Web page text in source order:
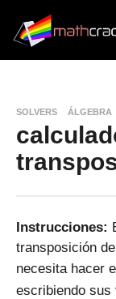
SOLVERS ÁLGEBRA
Instrucciones:
transposición
necesita hacer
escribiendo sus